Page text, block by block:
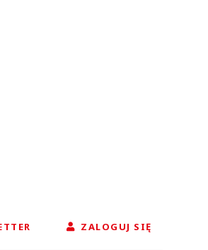
ZALOGUJ SIĘ